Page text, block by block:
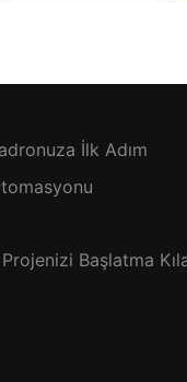
İlk Adım
Projenizi Başlatma